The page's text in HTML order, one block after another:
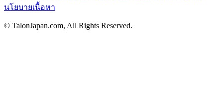
นโยบายเนื้อหา
© TalonJapan.com, All Rights Reserved.